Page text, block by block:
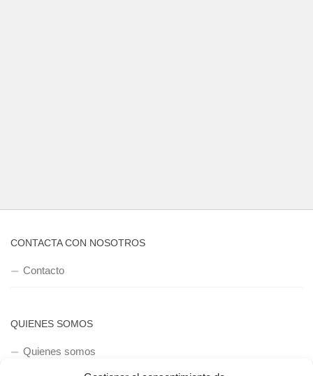
CONTACTA CON NOSOTROS
Contacto
QUIENES SOMOS
Quienes somos